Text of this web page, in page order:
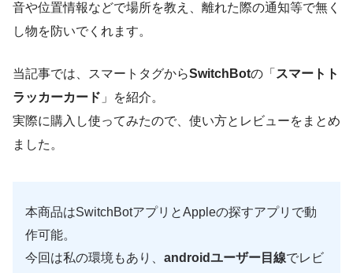
音や位置情報などで場所を教え、離れた際の通知等で無く
し物を防いでくれます。
当記事では、スマートタグからSwitchBotの「 スマートト
ラッカーカード 」を紹介。
実際に購入し使ってみたので、使い方とレビューをまとめ
ました。
本商品はSwitchBotアプリとAppleの探すアプリで動
作可能。
今回は私の環境もあり、 androidユーザー目線でレビ